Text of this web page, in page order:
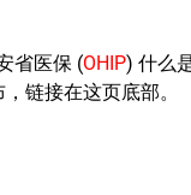
省医保 (OHIP) 什么
链接在这页底部。